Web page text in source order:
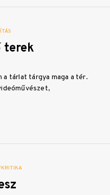
terek
a tárlat tárgya maga a tér.